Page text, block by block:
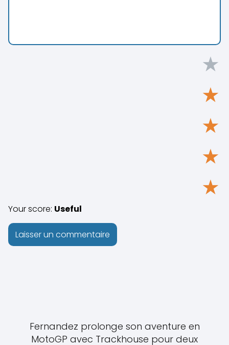
★
★
★
★
★
Your score: Useful
Fernandez prolonge son aventure en
MotoGP avec Trackhouse pour deux